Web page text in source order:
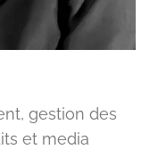
gestion des
et media